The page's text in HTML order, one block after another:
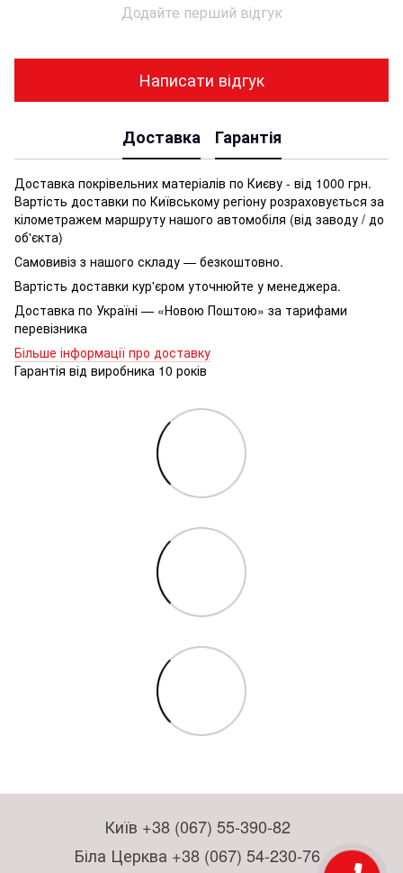
Додайте перший відгук
Написати відгук
Доставка Гарантія
Доставка покрівельних матеріалів по Києву - від 1000 грн.
Вартість доставки по Київському регіону розраховується за
кілометражем маршруту нашого автомобіля (від заводу / до
об'єкта)
Самовивіз з нашого складу — безкоштовно.
Вартість доставки кур'єром уточнюйте у менеджера.
Доставка по Україні — «Новою Поштою» за тарифами
перевізника
Більше інформації про доставку
Гарантія від виробника 10 років
Київ +38 (067) 55-390-82
Біла Церква +38 (067) 54-230-76